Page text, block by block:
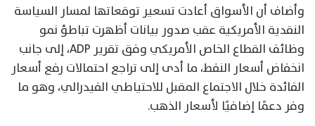
وأضاف أن الأسواق أعادت تسعير توقعاتها لمسار السياسة
النقدية الأمريكية عقب صدور بيانات أظهرت تباطؤ نمو
وظائف القطاع الخاص الأمريكي وفق تقرير ADP، إلى جانب
انخفاض أسعار النفط، ما أدى إلى تراجع احتمالات رفع أسعار
الفائدة خلال الاجتماع المقبل للاحتياطي الفيدرالي، وهو ما
وفر دعمًا إضافيًا لأسعار الذهب.